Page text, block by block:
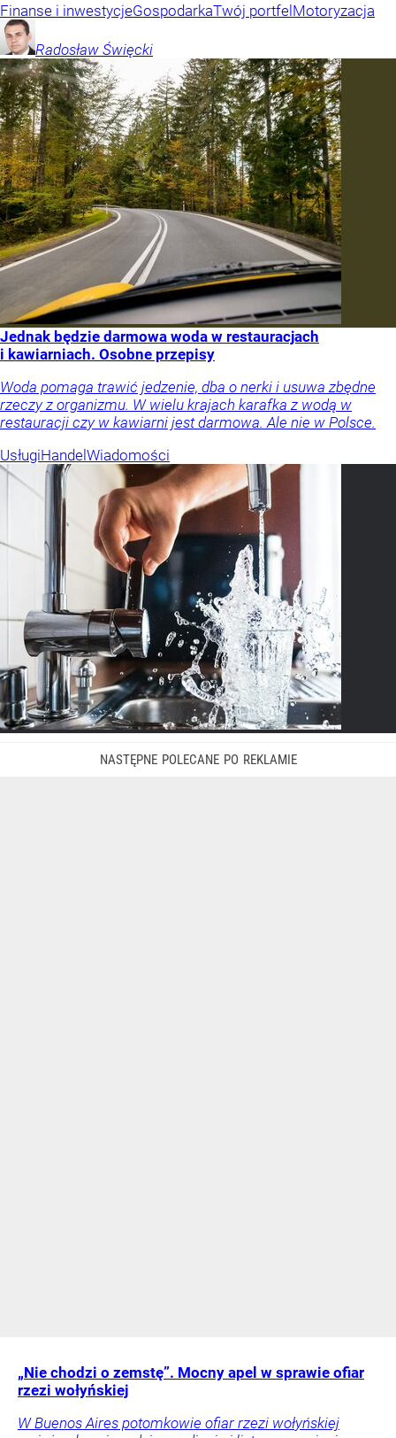
Finanse i inwestycjeGospodarkaTwój portfelMotoryzacja
Radosław Święcki
Jednak będzie darmowa woda w restauracjach
i kawiarniach. Osobne przepisy
Woda pomaga trawić jedzenie, dba o nerki i usuwa zbędne
rzeczy z organizmu. W wielu krajach karafka z wodą w
restauracji czy w kawiarni jest darmowa. Ale nie w Polsce.
UsługiHandelWiadomości
„Nie chodzi o zemstę”. Mocny apel w sprawie ofiar
rzezi wołyńskiej
W Buenos Aires potomkowie ofiar rzezi wołyńskiej